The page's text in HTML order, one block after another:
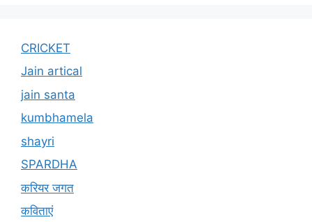
CRICKET
Jain artical
jain santa
kumbhamela
shayri
SPARDHA
करियर जगत
कविताएं